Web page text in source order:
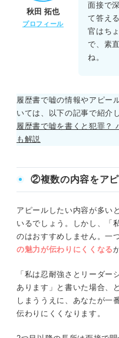
秋田 拓也
プロフィール
面接で
て答え
官はち
で、素
ね。
履歴書で嘘の情報やアピー
いては、以下の記事で紹介
履歴書で嘘を書くと犯罪？
も解説
②複数の内容をア
アピールしたい内容が多い
いるでしょう。しかし、「
のはおすすめしません。一
の魅力が伝わりにくくなる
「私は忍耐強さとリーダー
あります」と書いた場合、
しまううえに、あなたが一
伝わりにくくなります。